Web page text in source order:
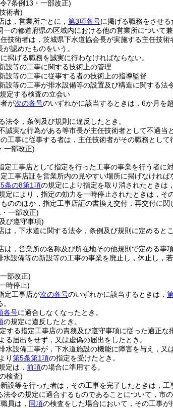
7条例13・一部改正)
術者)
は，営業所ごとに， 第3項各号に掲げる職務をさせ
一の都道府県の区域内における他の営業所について
技術者は，茨城県下水道協会長が実施する主任技
認めたものをいう。
掲げる職務を誠実に行わなければならない。
設等の工事に関する技術上の管理
設等の工事に従事する者の技術上の指導監督
設等の工事が排水設備等の設置及び構造に関する法
定する検査の立会い
が次の各号のいずれかに該当するときは，6か月を
法令，条例及び規則に違反したとき。
誠実な行為がある等市長が主任技術者として不適当
工事に従事する者は，主任技術者がその職務として
一部改正)
定工事店として指定を行った工事の事業を行う者に
工事店証を営業所内の見やすい場所に掲げなければ
条の8第1項の規定により指定を取り消されたときは
定により，指定の効力を一時停止されたときは，そ
ののほか，指定工事店証の書換え交付，再交付に関
一部改正)
び遵守事項)
は，下水道に関する法令，条例及び規則に定めると
は，営業所の名称及び所在地その他規則で定める事
水設備等の新設等の工事の事業を廃止し，休止し，
部改正)
時停止)
定工事店が次の各号のいずれかに該当するときは，
各号に適合しなくなったとき。
の規定に違反したとき。
する指定工事店の責務及び遵守事項に従った適正な
る届出をせず，又は虚偽の届出をしたとき。
水設備工事が，下水道施設の機能に障害を与え，又
り第5条第1項の指定を受けたとき。
定は， 前項の場合に準用する。
検査)
設等を行った者は，その工事を完了したときは，
法令の規定に適合するものであることについて，市
員は， 同項の検査をした場合において，その工事